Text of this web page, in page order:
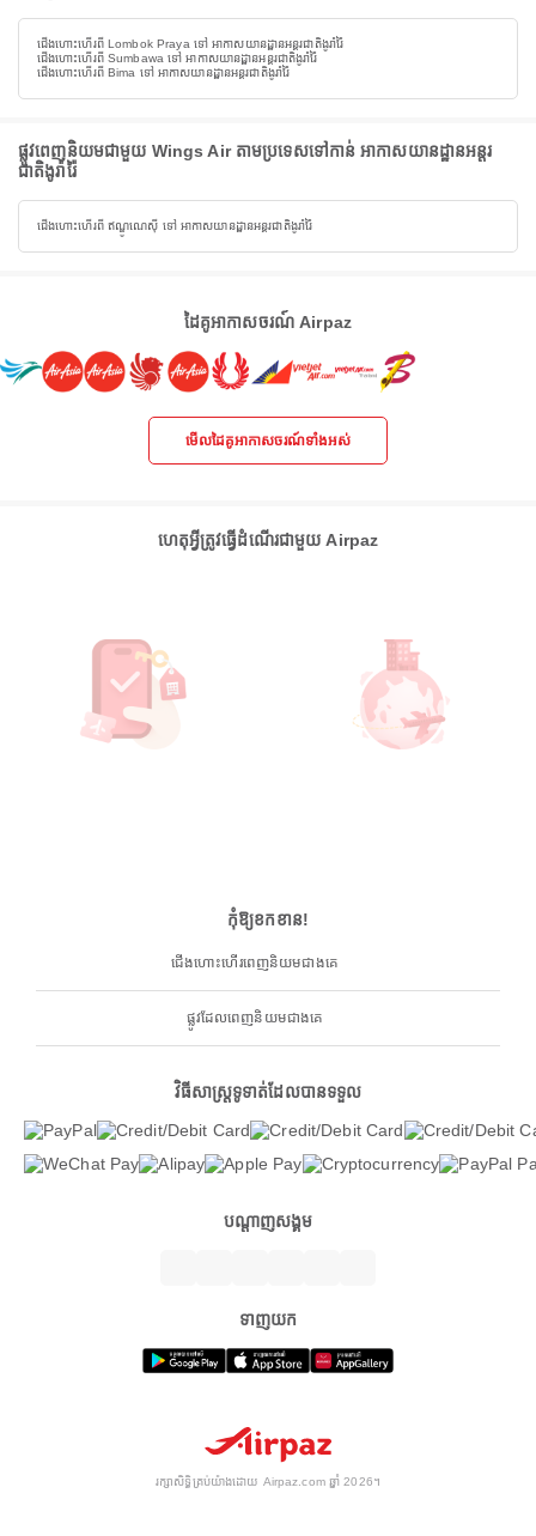
ជើងហោះហើរពី Lombok Praya ទៅ អាកាសយានដ្ឋានអន្តរជាតិងូរ៉ារ៉ៃ
ជើងហោះហើរពី Sumbawa ទៅ អាកាសយានដ្ឋានអន្តរជាតិងូរ៉ារ៉ៃ
ជើងហោះហើរពី Bima ទៅ អាកាសយានដ្ឋានអន្តរជាតិងូរ៉ារ៉ៃ
ផ្លូវពេញនិយមជាមួយ Wings Air តាមប្រទេសទៅកាន់ អាកាសយានដ្ឋានអន្តរ
ជាតិងូរ៉ារ៉ៃ
ជើងហោះហើរពី ឥណ្ឌូណេស៊ី ទៅ អាកាសយានដ្ឋានអន្តរជាតិងូរ៉ារ៉ៃ
ដៃគូអាកាសចរណ៍ Airpaz
មើលដៃគូអាកាសចរណ៍ទាំងអស់
ហេតុអ្វីត្រូវធ្វើដំណើរជាមួយ Airpaz
កុំឱ្យខកខាន!
ជើងហោះហើរពេញនិយមជាងគេ
ផ្លូវដែលពេញនិយមជាងគេ
វិធីសាស្ត្រទូទាត់ដែលបានទទួល
បណ្តាញសង្គម
ទាញយក
រក្សាសិទ្ធិគ្រប់យ៉ាងដោយ Airpaz.com ឆ្នាំ 2026។